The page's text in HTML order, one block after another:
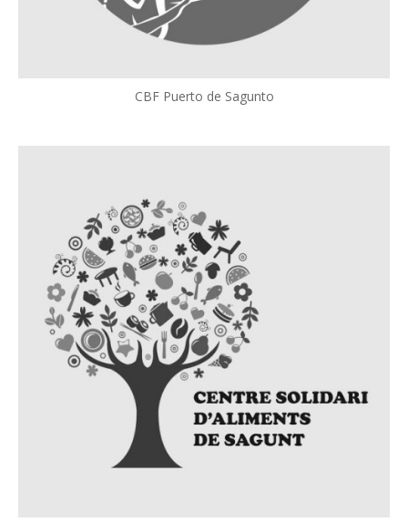
CBF Puerto de Sagunto